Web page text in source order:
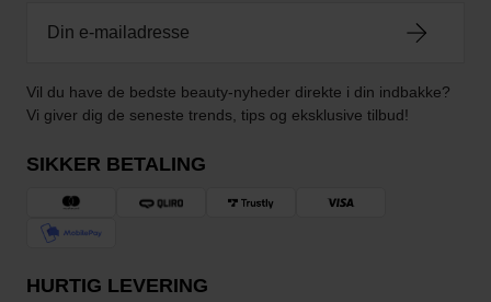
Vil du have de bedste beauty-nyheder direkte i din indbakke?
Vi giver dig de seneste trends, tips og eksklusive tilbud!
SIKKER BETALING
HURTIG LEVERING